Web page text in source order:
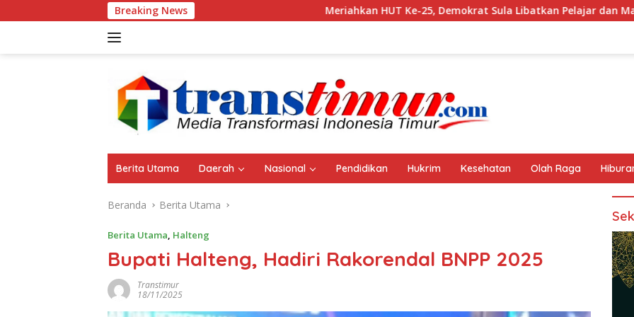
ke
Breaking News Meriahkan HUT Ke-25, Demokrat Sula Libatkan Pelajar dan Masyarakat Aset
Berita Utama Daerah Nasional Pendidikan Hukrim Kesehatan Olah Raga
Beranda Berita Utama
Berita Utama, Halteng
Bupati Halteng, Hadiri Rakorendal BNPP 2025
Transtimur
18/11/2025